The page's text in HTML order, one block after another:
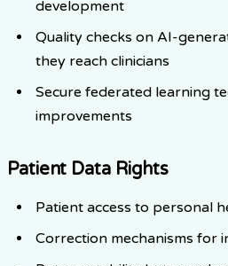
development
Quality checks on AI-
they reach clinicians
Secure federated learning
improvements
Patient Data Rights
Patient access to personal
Correction mechanisms for